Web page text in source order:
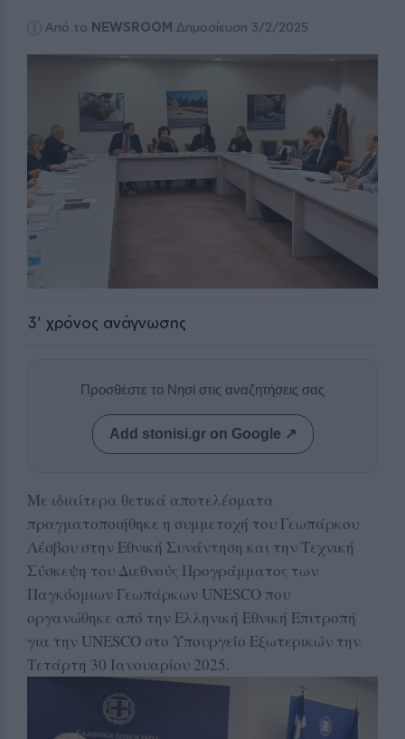
Από το NEWSROOM Δημοσίευση 3/2/2025
3' χρόνος ανάγνωσης
Προσθέστε το Νησί στις αναζητήσεις σας
Add stonisi.gr on Google ↗
Με ιδιαίτερα θετικά αποτελέσματα
πραγματοποιήθηκε η συμμετοχή του Γεωπάρκου
Λέσβου στην Εθνική Συνάντηση και την Τεχνική
Σύσκεψη του Διεθνούς Προγράμματος των
Παγκόσμιων Γεωπάρκων UNESCO που
οργανώθηκε από την Ελληνική Εθνική Επιτροπή
για την UNESCO στο Υπουργείο Εξωτερικών την
Τετάρτη 30 Ιανουαρίου 2025.